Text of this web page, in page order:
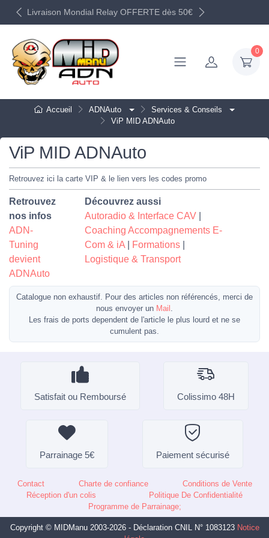
Livraison Mondial Relay OFFERTE dès 50€
0
Accueil ADNAuto
Services & Conseils
ViP MID ADNAuto
ViP MID ADNAuto
Retrouvez ici la carte VIP & le lien vers les codes promo
Retrouvez
nos infos
ADN-
Tuning
devient
ADNAuto
Découvrez aussi
Autoradio & Interface CAV
Coaching Accompagnements E-
Com & iA
Formations
Logistique & Transport
Catalogue non exhaustif. Pour des articles non référencés, merci de
nous envoyer un Mail .
Les frais de ports dependent de l'article le plus lourd et ne se
cumulent pas.
Satisfait ou Remboursé Colissimo 48H
Parrainage 5€ Paiement sécurisé
Contact Charte de confiance
Conditions de Vente
Réception d'un colis
Politique De Confidentialité
Programme de Parrainage;
Copyright © MIDManu 2003-2026 - Déclaration CNIL N° 1083123 Notice